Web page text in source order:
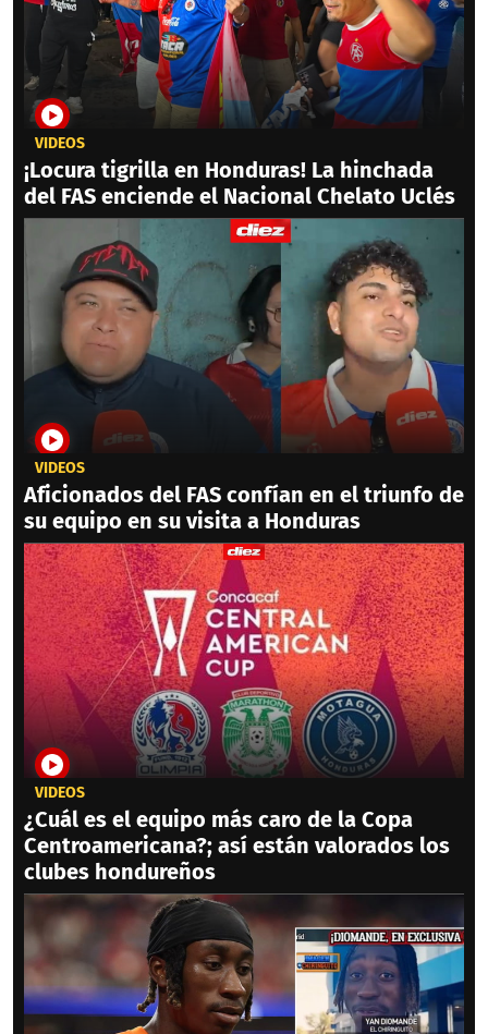
VIDEOS
¡Locura tigrilla en Honduras! La hinchada
del FAS enciende el Nacional Chelato Uclés
VIDEOS
Aficionados del FAS confían en el triunfo de
su equipo en su visita a Honduras
VIDEOS
¿Cuál es el equipo más caro de la Copa
Centroamericana?; así están valorados los
clubes hondureños